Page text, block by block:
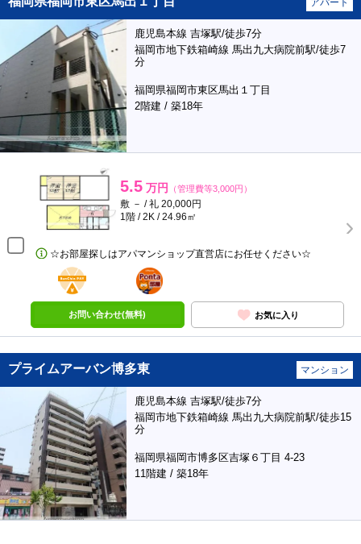
アパート
鹿児島本線 吉塚駅/徒歩7分
福岡市地下鉄箱崎線 馬出九大病院前駅/徒歩7
分
福岡県福岡市東区馬出１丁目
2階建 / 築18年
5.5 万円 （管理費等3,000円）
敷 － / 礼 20,000円
1階 / 2K / 24.96㎡
☆お部屋探しはアパマンショップ直営店にお任せください☆
BunChinPAY
ポンタ
部屋
お問い合わせ(無料) お気に入り
プライムアーバン博多東 マンション
鹿児島本線 吉塚駅/徒歩7分
福岡市地下鉄箱崎線 馬出九大病院前駅/徒歩15
分
福岡県福岡市博多区吉塚６丁目 4-23
11階建 / 築18年